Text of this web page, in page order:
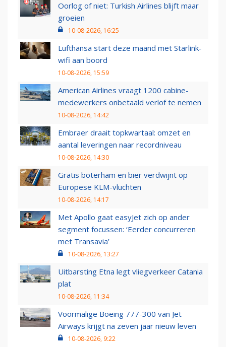
Oorlog of niet: Turkish Airlines blijft maar
groeien
10-08-2026, 16:25
Lufthansa start deze maand met Starlink-
wifi aan boord
10-08-2026, 15:59
American Airlines vraagt 1200 cabine-
medewerkers onbetaald verlof te nemen
10-08-2026, 14:42
Embraer draait topkwartaal: omzet en
aantal leveringen naar recordniveau
10-08-2026, 14:30
Gratis boterham en bier verdwijnt op
Europese KLM-vluchten
10-08-2026, 14:17
Met Apollo gaat easyJet zich op ander
segment focussen: ‘Eerder concurreren
met Transavia’
10-08-2026, 13:27
Uitbarsting Etna legt vliegverkeer Catania
plat
10-08-2026, 11:34
Voormalige Boeing 777-300 van Jet
Airways krijgt na zeven jaar nieuw leven
10-08-2026, 9:22